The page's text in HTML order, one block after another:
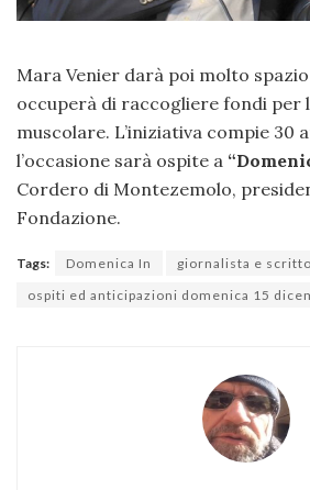
Mara Venier darà poi molto spazio
occuperà di raccogliere fondi per
muscolare. L’iniziativa compie 30
l’occasione sarà ospite a
Cordero di Montezemolo,
Fondazione.
Tags: Domenica In
giornalista e
ospiti ed anticipazioni domenica 15